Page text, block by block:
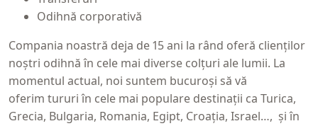
Odihnă corporativă
Compania noastră deja de 15 ani la rând oferă clienţilor
noştri odihnă în cele mai diverse colţuri ale lumii. La
momentul actual, noi suntem bucuroşi să vă
oferim tururi în cele mai populare destinaţii ca Turica,
Grecia, Bulgaria, Romania, Egipt, Croaţia, Israel…, şi în